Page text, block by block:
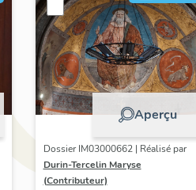
Aperçu
Dossier IM03000662 | Réalisé par
Durin-Tercelin Maryse
(Contributeur)